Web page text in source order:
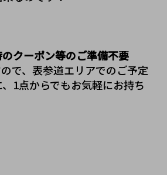
クーポン等のご準備不要
で、表参道エリアでのご予定
1点からでもお気軽にお持ち